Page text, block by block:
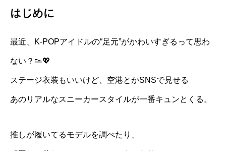
はじめに
最近、K-POPアイドルの“足元”がかわいすぎるって思わ
ない？👟💖
ステージ衣装もいいけど、空港とかSNSで見せる
あのリアルなスニーカースタイルが一番キュンとくる。
推しが履いてるモデルを調べたり、